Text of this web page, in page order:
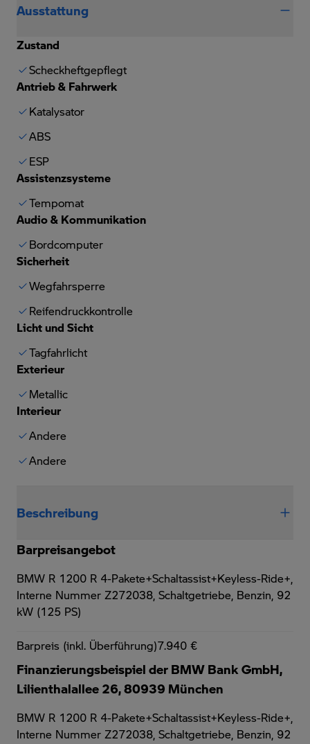
Ausstattung
Zustand
Scheckheftgepflegt
Antrieb & Fahrwerk
Katalysator
ABS
ESP
Assistenzsysteme
Tempomat
Audio & Kommunikation
Bordcomputer
Sicherheit
Wegfahrsperre
Reifendruckkontrolle
Licht und Sicht
Tagfahrlicht
Exterieur
Metallic
Interieur
Andere
Andere
Beschreibung
Barpreisangebot
BMW R 1200 R 4-Pakete+Schaltassist+Keyless-Ride+,
Interne Nummer Z272038, Schaltgetriebe, Benzin, 92
kW (125 PS)
Barpreis (inkl. Überführung)7.940 €
Finanzierungsbeispiel der BMW Bank GmbH,
Lilienthalallee 26, 80939 München
BMW R 1200 R 4-Pakete+Schaltassist+Keyless-Ride+,
Interne Nummer Z272038, Schaltgetriebe, Benzin, 92